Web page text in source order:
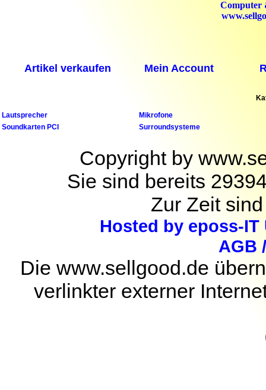
Computer
Artikel verkaufen Mein Account
Lautsprecher
Mikrofone
Soundkarten PCI
Surroundsysteme
Copyright by
Sie sind bereits
Zur Zeit
Hosted by eposs-
AGB
Die www.sellgood.de
verlinkter externer